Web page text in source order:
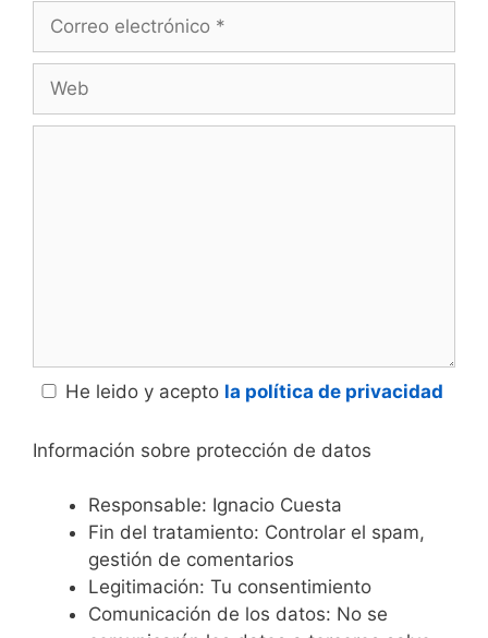
Correo
Web
He leido y acepto la política de privacidad
Información sobre protección de datos
Responsable: Ignacio Cuesta
Fin del tratamiento: Controlar el spam,
gestión de comentarios
Legitimación: Tu consentimiento
Comunicación de los datos: No se